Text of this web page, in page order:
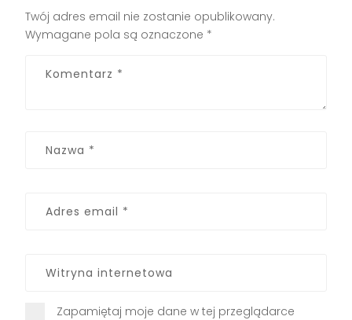
Twój adres email nie zostanie opublikowany.
Wymagane pola są oznaczone *
Zapamiętaj moje dane w tej przeglądarce